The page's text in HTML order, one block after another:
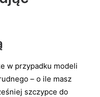
w przypadku modeli
– o ile masz
szczypce do